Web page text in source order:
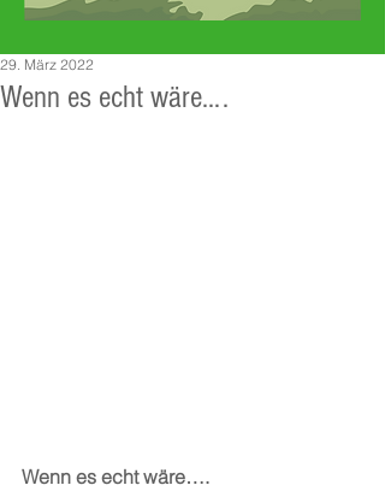
Wenn es echt wäre….
29. März 2022
Wenn es echt wäre….